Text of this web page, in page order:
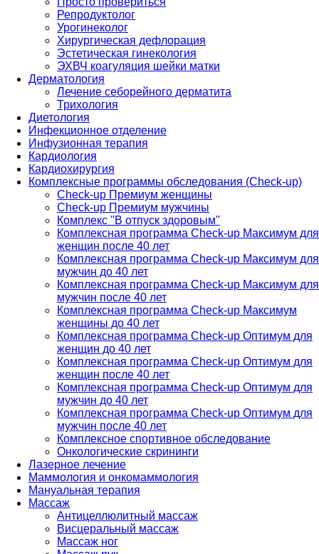
Репродуктолог
Урогинеколог
Хирургическая дефлорация
Эстетическая гинекология
ЭХВЧ коагуляция шейки матки
Дерматология
Лечение себорейного дерматита
Трихология
Диетология
Инфекционное отделение
Инфузионная терапия
Кардиология
Кардиохирургия
Комплексные программы обследования (Check-up)
Check-up Премиум женщины
Check-up Премиум мужчины
Комплекс "В отпуск здоровым"
Комплексная программа Check-up Максимум для
женщин после 40 лет
Комплексная программа Check-up Максимум для
мужчин до 40 лет
Комплексная программа Check-up Максимум для
мужчин после 40 лет
Комплексная программа Check-up Максимум
женщины до 40 лет
Комплексная программа Check-up Оптимум для
женщин до 40 лет
Комплексная программа Check-up Оптимум для
женщин после 40 лет
Комплексная программа Check-up Оптимум для
мужчин до 40 лет
Комплексная программа Check-up Оптимум для
мужчин после 40 лет
Комплексное спортивное обследование
Онкологические скрининги
Лазерное лечение
Маммология и онкомаммология
Мануальная терапия
Массаж
Антицеллюлитный массаж
Висцеральный массаж
Массаж ног